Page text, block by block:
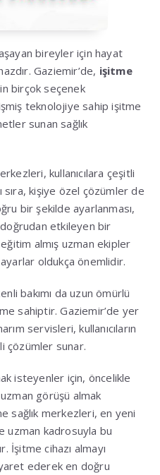
bireyler için hayat
Gaziemir’de, işitme
birçok seçenek
teknolojiye sahip işitme
sunan sağlık
kullanıcılara çeşitli
sıra, kişiye özel çözümler de
bir şekilde ayarlanması,
doğrudan etkileyen bir
almış uzman ekipler
oldukça önemlidir.
bakımı da uzun ömürlü
sahiptir. Gaziemir’de yer
servisleri, kullanıcıların
çözümler sunar.
isteyenler için, öncelikle
görüşü almak
sağlık merkezleri, en yeni
uzman kadrosuyla bu
İşitme cihazı almayı
ederek en doğru